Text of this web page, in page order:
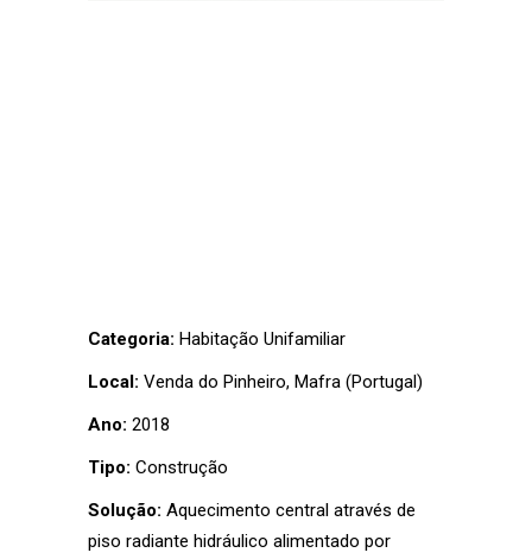
Categoria: Habitação Unifamiliar
Local: Venda do Pinheiro, Mafra (Portugal)
Ano: 2018
Tipo: Construção
Solução: Aquecimento central através de
piso radiante hidráulico alimentado por